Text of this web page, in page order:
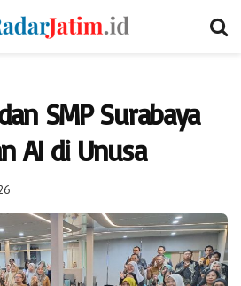
SMP Surabaya
AI di Unusa